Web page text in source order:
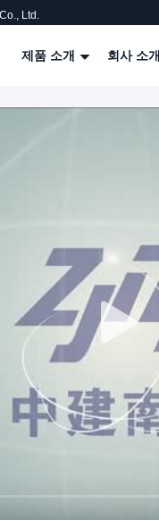
Ltd.
제품 소개 회사 소개